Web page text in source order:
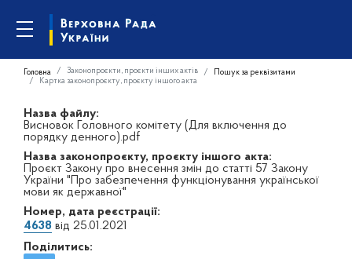
Головна Законопроєкти, проєкти інших актів
Пошук за реквізитами
Картка законопроєкту, проєкту іншого акта
Назва файлу:
Висновок Головного комітету (Для включення до
порядку денного).pdf
Назва законопроєкту, проєкту іншого акта:
Проєкт Закону про внесення змін до статті 57 Закону
України "Про забезпечення функціонування української
мови як державної"
Номер, дата реєстрації:
4638 від 25.01.2021
Поділитись: